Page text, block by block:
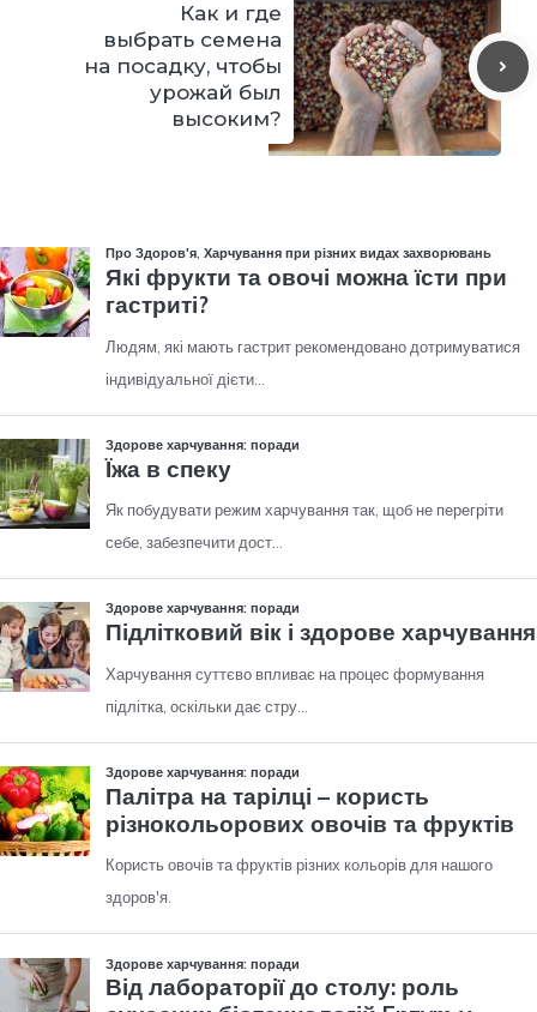
Как и где
выбрать семена
на посадку, чтобы
урожай был
высоким?